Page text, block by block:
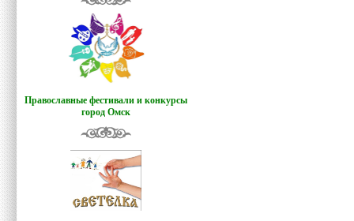
Православные фестивали и конкурсы
город Омск